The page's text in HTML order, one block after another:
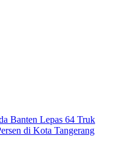
Banten Lepas 64 Truk
di Kota Tangerang